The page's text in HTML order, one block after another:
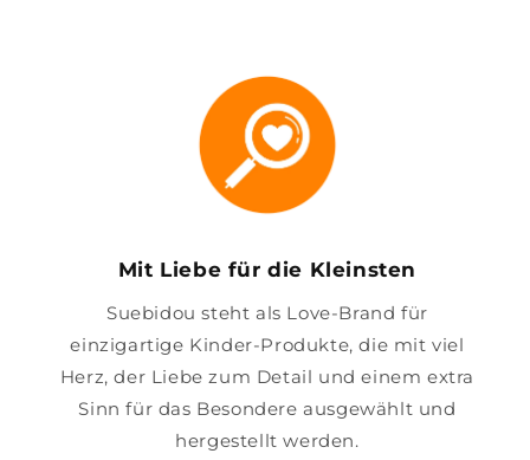
Mit Liebe für die Kleinsten
Suebidou steht als Love-Brand für
einzigartige Kinder-Produkte, die mit viel
Herz, der Liebe zum Detail und einem extra
Sinn für das Besondere ausgewählt und
hergestellt werden.